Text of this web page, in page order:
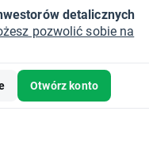
detalicznych
pozwolić sobie na
Otwórz konto